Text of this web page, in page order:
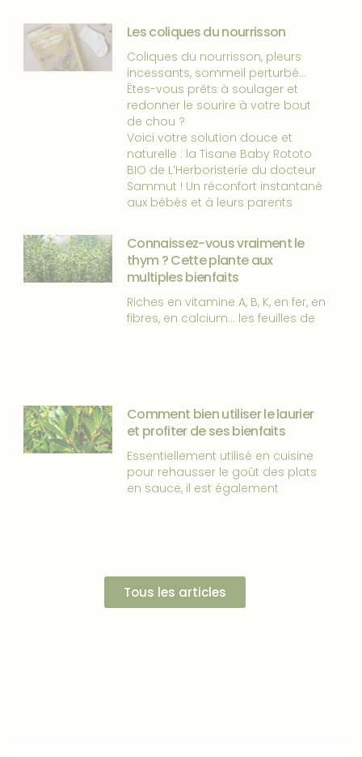
Les coliques du nourrisson
Coliques du nourrisson, pleurs
incessants, sommeil perturbé…
Êtes-vous prêts à soulager et
redonner le sourire à votre bout
de chou ?
Voici votre solution douce et
naturelle : la Tisane Baby Rototo
BIO de L’Herboristerie du docteur
Sammut ! Un réconfort instantané
aux bébés et à leurs parents
Connaissez-vous vraiment le
thym ? Cette plante aux
multiples bienfaits
Riches en vitamine A, B, K, en fer, en
fibres, en calcium… les feuilles de
Comment bien utiliser le laurier
et profiter de ses bienfaits
Essentiellement utilisé en cuisine
pour rehausser le goût des plats
en sauce, il est également
Tous les articles